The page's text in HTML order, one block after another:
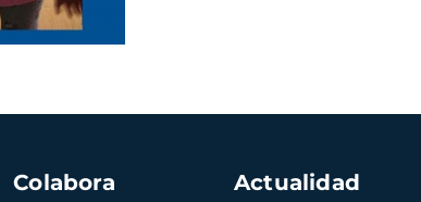
Colabora Actualidad